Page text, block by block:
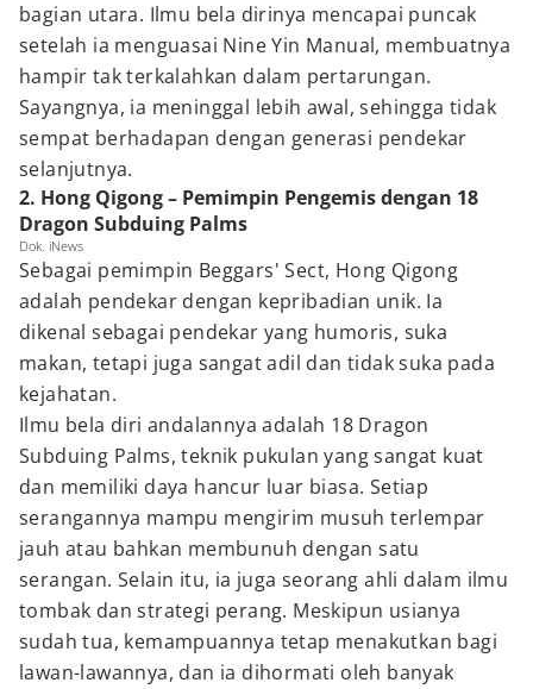
bagian utara. Ilmu bela dirinya mencapai puncak
setelah ia menguasai Nine Yin Manual, membuatnya
hampir tak terkalahkan dalam pertarungan.
Sayangnya, ia meninggal lebih awal, sehingga tidak
sempat berhadapan dengan generasi pendekar
selanjutnya.
2. Hong Qigong – Pemimpin Pengemis dengan 18
Dragon Subduing Palms
Dok. iNews
Sebagai pemimpin Beggars' Sect, Hong Qigong
adalah pendekar dengan kepribadian unik. Ia
dikenal sebagai pendekar yang humoris, suka
makan, tetapi juga sangat adil dan tidak suka pada
kejahatan.
Ilmu bela diri andalannya adalah 18 Dragon
Subduing Palms, teknik pukulan yang sangat kuat
dan memiliki daya hancur luar biasa. Setiap
serangannya mampu mengirim musuh terlempar
jauh atau bahkan membunuh dengan satu
serangan. Selain itu, ia juga seorang ahli dalam ilmu
tombak dan strategi perang. Meskipun usianya
sudah tua, kemampuannya tetap menakutkan bagi
lawan-lawannya, dan ia dihormati oleh banyak